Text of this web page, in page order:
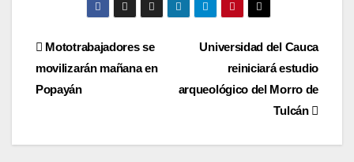
Navegación
de
Universidad del Cauca
reiniciará estudio
arqueológico del Morro de
Tulcán
Mototrabajadores se
movilizarán mañana en
Popayán